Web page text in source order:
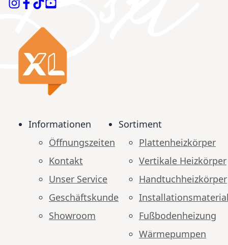
Informationen
Öffnungszeiten
Kontakt
Unser Service
Geschäftskunde
Showroom
Sortiment
Plattenheizkörper
Vertikale Heizkörper
Handtuchheizkörper
Fußbodenheizung
Wärmepumpen